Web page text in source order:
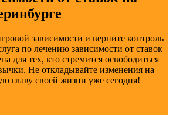
зависимости и верните контроль
по лечению зависимости от ставок
для тех, кто стремится освободиться
Не откладывайте изменения на
главу своей жизни уже сегодня!